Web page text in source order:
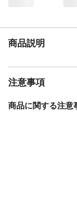
商品説明
注意事項
商品に関する注意